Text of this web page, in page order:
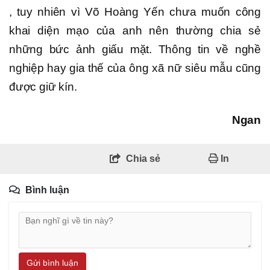
, tuy nhiên vì Võ Hoàng Yến chưa muốn công
khai diện mạo của anh nên thường chia sẻ
những bức ảnh giấu mặt. Thông tin về nghề
nghiệp hay gia thế của ông xã nữ siêu mẫu cũng
được giữ kín.
Ngan
Chia sẻ In
Bình luận
Gửi bình luận